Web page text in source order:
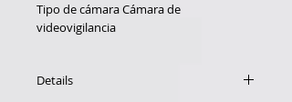
Tipo de cámaraCámara de
videovigilancia
Details